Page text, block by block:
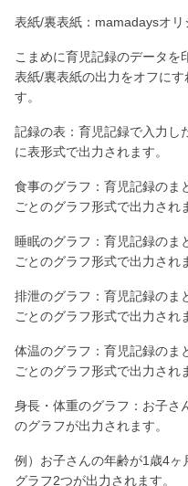
表紙/裏表紙：mamadaysオリ
こまめに育児記録のデータを
表紙/裏表紙の出力をオフに
す。
記録の表：育児記録で入力し
に表形式で出力されます。
食事のグラフ：育児記録のま
ごとのグラフ形式で出力され
睡眠のグラフ：育児記録のま
ごとのグラフ形式で出力され
排泄のグラフ：育児記録のま
ごとのグラフ形式で出力され
体温のグラフ：育児記録のま
ごとのグラフ形式で出力され
身長・体重のグラフ：お子さ
のグラフが出力されます。
例）お子さんの年齢が1歳4
グラフ2つが出力されます。